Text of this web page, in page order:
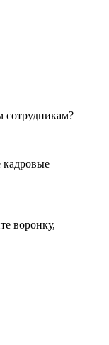
сотрудникам?
кадровые
воронку,